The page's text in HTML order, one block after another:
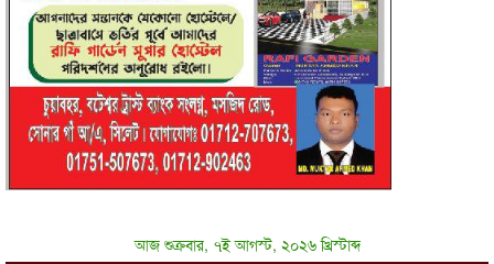
আজ শুক্রবার, ৭ই আগস্ট, ২০২৬ খ্রিস্টাব্দ